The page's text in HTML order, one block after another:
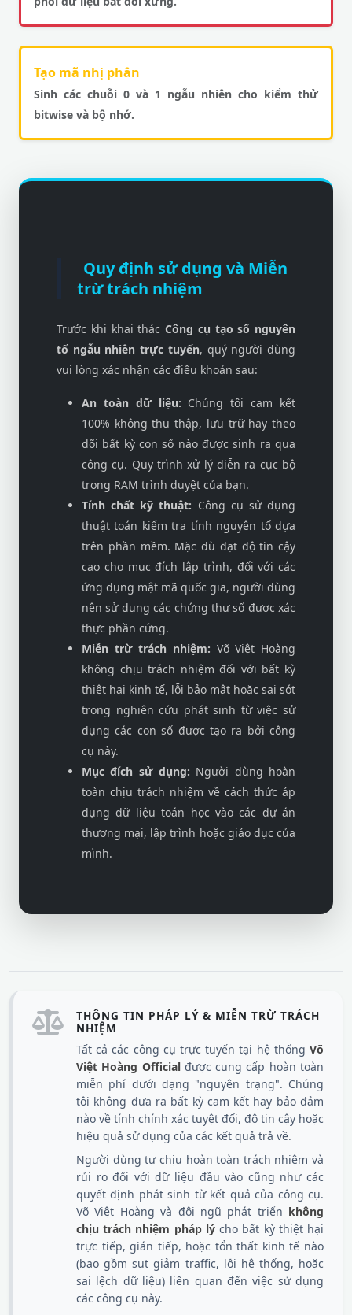
Tạo mã nhị phân
Sinh các chuỗi 0 và 1 ngẫu nhiên cho kiểm thử
bitwise và bộ nhớ.
Quy định sử dụng và Miễn
trừ trách nhiệm
Trước khi khai thác Công cụ tạo số nguyên
tố ngẫu nhiên trực tuyến, quý người dùng
vui lòng xác nhận các điều khoản sau:
An toàn dữ liệu: Chúng tôi cam kết
100% không thu thập, lưu trữ hay theo
dõi bất kỳ con số nào được sinh ra qua
công cụ. Quy trình xử lý diễn ra cục bộ
trong RAM trình duyệt của bạn.
Tính chất kỹ thuật: Công cụ sử dụng
thuật toán kiểm tra tính nguyên tố dựa
trên phần mềm. Mặc dù đạt độ tin cậy
cao cho mục đích lập trình, đối với các
ứng dụng mật mã quốc gia, người dùng
nên sử dụng các chứng thư số được xác
thực phần cứng.
Miễn trừ trách nhiệm: Võ Việt Hoàng
không chịu trách nhiệm đối với bất kỳ
thiệt hại kinh tế, lỗi bảo mật hoặc sai sót
trong nghiên cứu phát sinh từ việc sử
dụng các con số được tạo ra bởi công
cụ này.
Mục đích sử dụng: Người dùng hoàn
toàn chịu trách nhiệm về cách thức áp
dụng dữ liệu toán học vào các dự án
thương mại, lập trình hoặc giáo dục của
mình.
THÔNG TIN PHÁP LÝ & MIỄN TRỪ TRÁCH
NHIỆM
Tất cả các công cụ trực tuyến tại hệ thống Võ
Việt Hoàng Officialđược cung cấp hoàn toàn
miễn phí dưới dạng "nguyên trạng". Chúng
tôi không đưa ra bất kỳ cam kết hay bảo đảm
nào về tính chính xác tuyệt đối, độ tin cậy hoặc
hiệu quả sử dụng của các kết quả trả về.
Người dùng tự chịu hoàn toàn trách nhiệm và
rủi ro đối với dữ liệu đầu vào cũng như các
quyết định phát sinh từ kết quả của công cụ.
Võ Việt Hoàng và đội ngũ phát triển không
chịu trách nhiệm pháp lýcho bất kỳ thiệt hại
trực tiếp, gián tiếp, hoặc tổn thất kinh tế nào
(bao gồm sụt giảm traffic, lỗi hệ thống, hoặc
sai lệch dữ liệu) liên quan đến việc sử dụng
các công cụ này.